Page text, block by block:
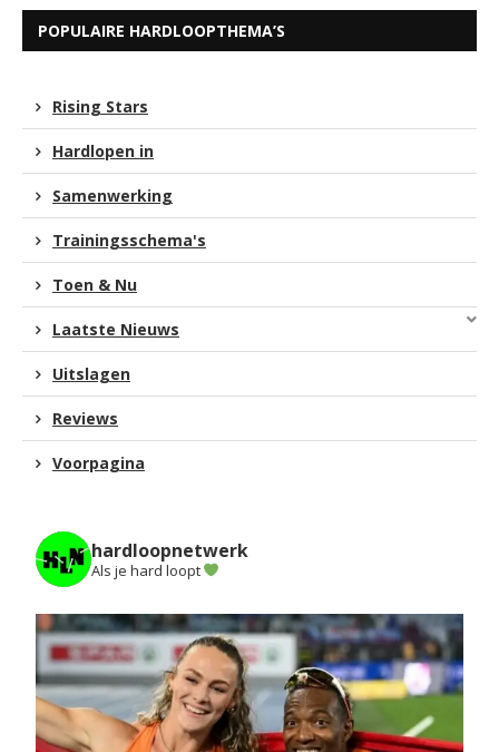
POPULAIRE HARDLOOPTHEMA’S
Rising Stars
Hardlopen in
Samenwerking
Trainingsschema's
Toen & Nu
Laatste Nieuws
Uitslagen
Reviews
Voorpagina
hardloopnetwerk
Als je hard loopt